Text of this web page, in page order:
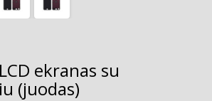
ekranas su
(juodas)